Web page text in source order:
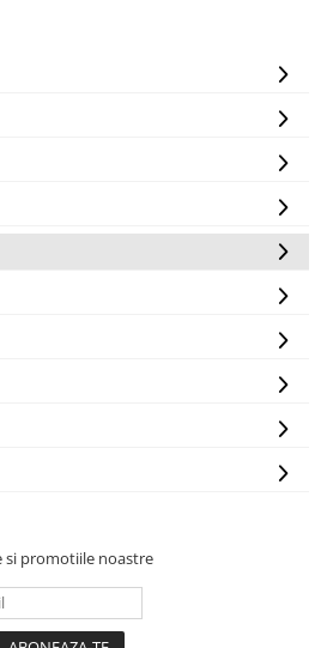
si promotiile noastre